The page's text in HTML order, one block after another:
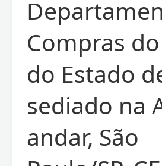
Compras
do Estado
sediado na
andar, São